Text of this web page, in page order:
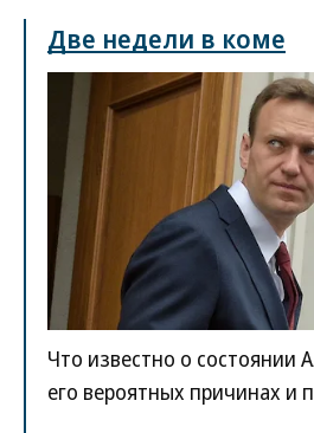
Две недели в коме
Что известно о состоянии
его вероятных причинах и